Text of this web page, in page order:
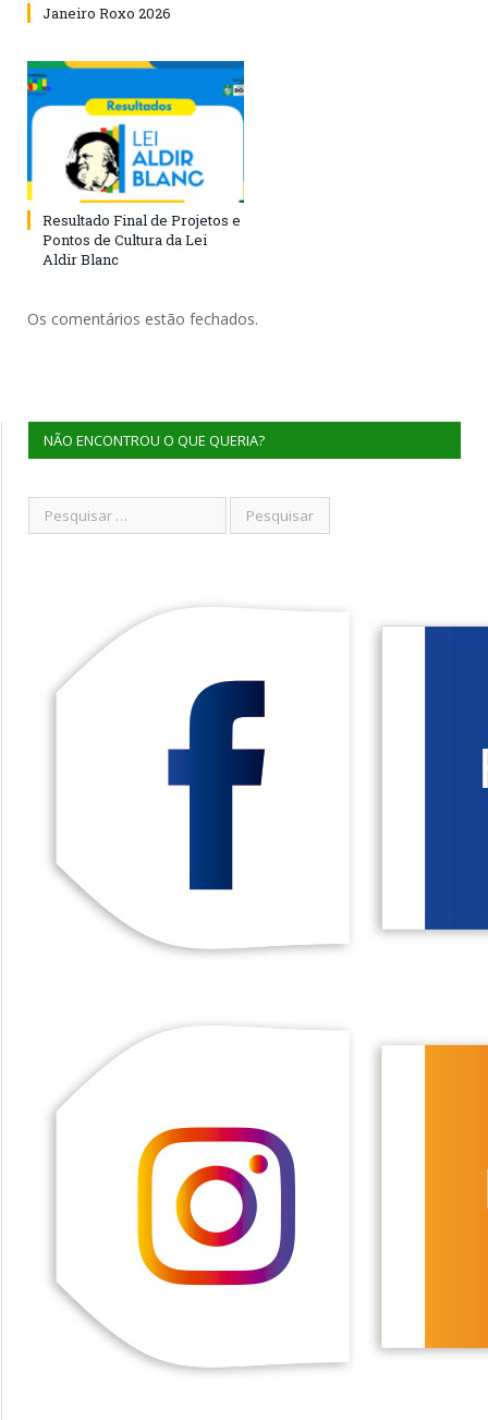
Janeiro Roxo 2026
Resultado Final de Projetos e
Pontos de Cultura da Lei
Aldir Blanc
Os comentários estão fechados.
NÃO ENCONTROU O QUE QUERIA?